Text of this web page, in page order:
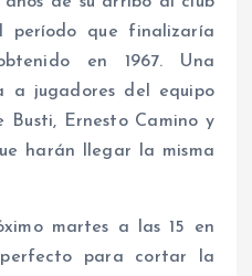
período que finalizaría
en 1967. Una
a jugadores del equipo
Busti, Ernesto Camino y
harán llegar la misma
martes a las 15 en
para cortar la